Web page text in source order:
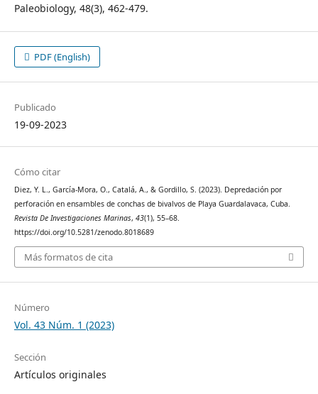
Paleobiology, 48(3), 462-479.
PDF (English)
Publicado
19-09-2023
Cómo citar
Diez, Y. L., García-Mora, O., Catalá, A., & Gordillo, S. (2023). Depredación por
perforación en ensambles de conchas de bivalvos de Playa Guardalavaca, Cuba.
Revista De Investigaciones Marinas, 43(1), 55–68.
https://doi.org/10.5281/zenodo.8018689
Más formatos de cita
Número
Vol. 43 Núm. 1 (2023)
Sección
Artículos originales